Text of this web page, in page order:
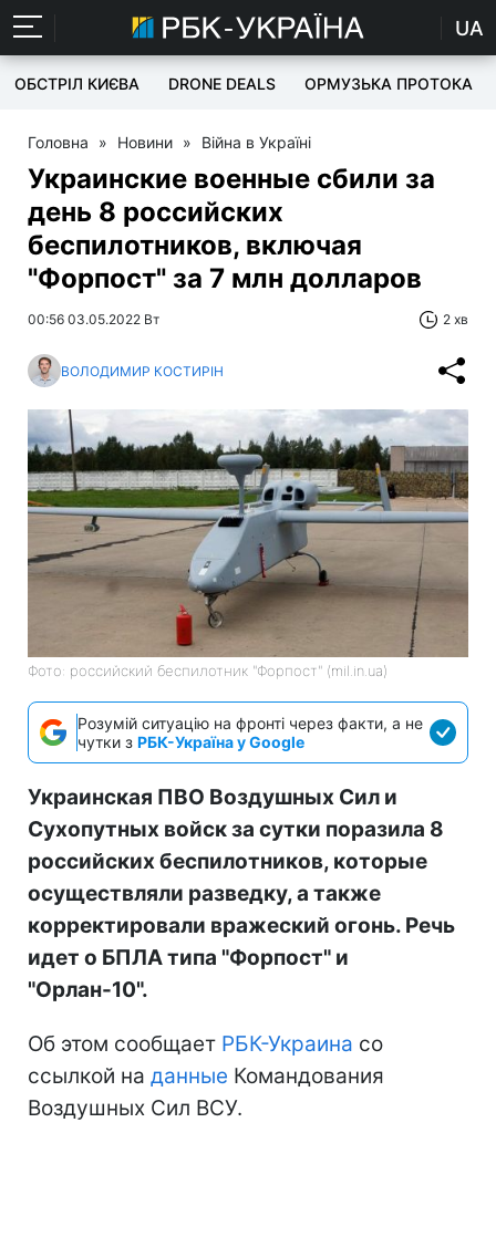
UA
ОБСТРІЛ КИЄВА DRONE DEALS ОРМУЗЬКА ПРОТОКА
Головна » Новини » Війна в Україні
Украинские военные сбили за
день 8 российских
беспилотников, включая
"Форпост" за 7 млн долларов
00:56 03.05.2022 Вт 2 хв
ВОЛОДИМИР КОСТИРІН
Фото: российский беспилотник "Форпост" (mil.in.ua)
Розумій ситуацію на фронті через факти, а не
чутки з РБК-Україна у Google
Украинская ПВО Воздушных Сил и
Сухопутных войск за сутки поразила 8
российских беспилотников, которые
осуществляли разведку, а также
корректировали вражеский огонь. Речь
идет о БПЛА типа "Форпост" и
"Орлан-10".
Об этом сообщает РБК-Украина со
ссылкой на данные Командования
Воздушных Сил ВСУ.